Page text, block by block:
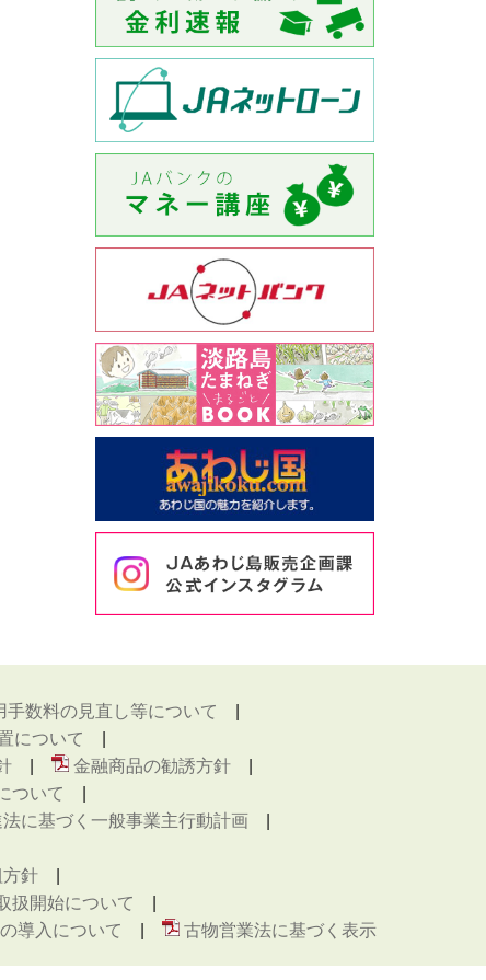
数料の見直し等について
について
金融商品の勧誘方針
ついて
に基づく一般事業主行動計画
針
扱開始について
導入について 古物営業法に基づく表示